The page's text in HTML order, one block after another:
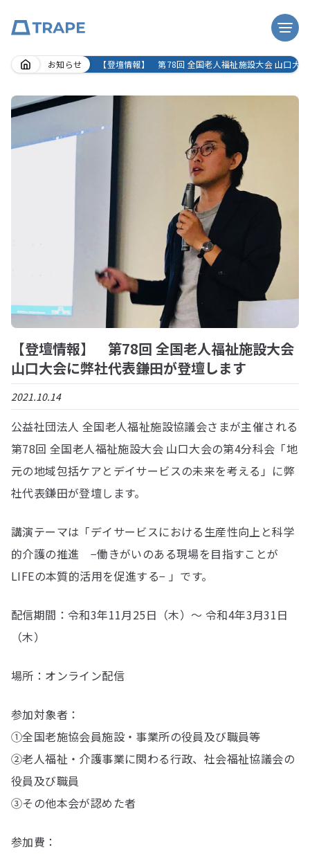
Skip
content
お知らせ 【登壇情報】 第78回 全国老人福祉施設大会 山口大
【登壇情報】 第78回 全国老人福祉施設大会
山口大会に弊社代表鎌田が登壇します
2021.10.14
公益社団法人 全国老人福祉施設協議会さまが主催される
第78回 全国老人福祉施設大会 山口大会の第4分科会「地
元の地域包括ケアとデイサービスの未来を考える」に弊
社代表鎌田が登壇します。
講演テーマは「デイサービスにおける生産性向上と科学
的介護の推進 −働きがいのある現場を目指すことが
LIFEの本質的活用を促進する− 」です。
配信期間：令和3年11月25日（木）〜 令和4年3月31日
（木）
場所：オンライン配信
参加対象者：
①全国老施協会員施設・事業所の役員及び職員等
②老人福祉・介護事業に関わる行政、社会福祉協議会の
役員及び職員
③その他本会が認めた者
参加費：